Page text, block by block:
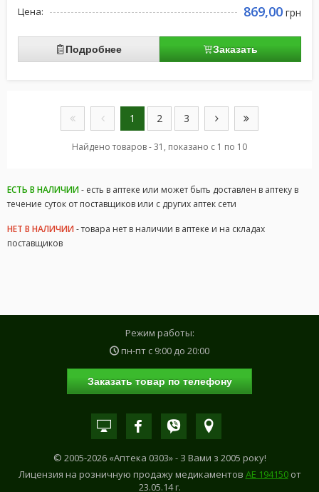
Цена: 869,00 грн
Подробнее Заказать
1 2 3
Найдено товаров - 31, показано с 1 по 10
ЕСТЬ В НАЛИЧИИ- есть в аптеке или может быть доставлен в аптеку в
течение суток от поставщиков или с других аптек сети
НЕТ В НАЛИЧИИ- товара нет в наличии в аптеке и на складах
поставщиков
Режим работы:
пн-пт с 9:00 до 20:00
Заказать товар по телефону
© 2005-2026 «Аптека 0303» - З Вами з 2005 року!
Лицензия на розничную продажу медикаментов АE 194150от
23.05.14 г.